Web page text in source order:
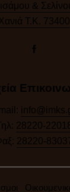
&
Τ.Κ. 73400
28220-
28220-